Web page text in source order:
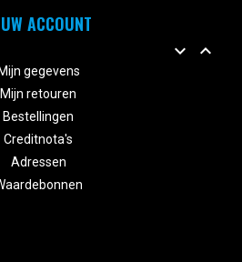
ACCOUNT
 
Mijn gegevens
Mijn retouren
Bestellingen
Creditnota's
Adressen